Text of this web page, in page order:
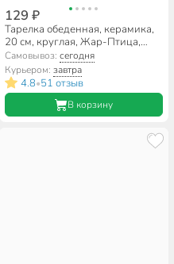
129 ₽
Тарелка обеденная, керамика,
20 см, круглая, Жар-Птица,
Daniks
Самовывоз: сегодня
Курьером: завтра
4.8•51 отзыв
В корзину